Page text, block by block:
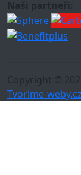
Naši partneři:
Copyright ©
Tvorime-weby.cz